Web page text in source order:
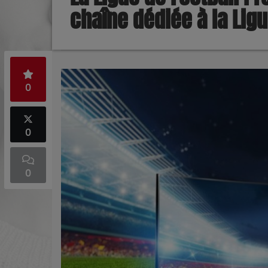
chaîne dédiée à la
0
0
0